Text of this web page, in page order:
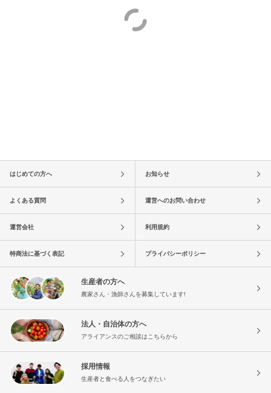
はじめての方へ お知らせ
よくある質問 運営へのお問い合わせ
運営会社 利用規約
特商法に基づく表記 プライバシーポリシー
生産者の方へ
農家さん・漁師さんを募集しています!
法人・自治体の方へ
アライアンスのご相談はこちらから
採用情報
生産者と食べる人をつなぎたい